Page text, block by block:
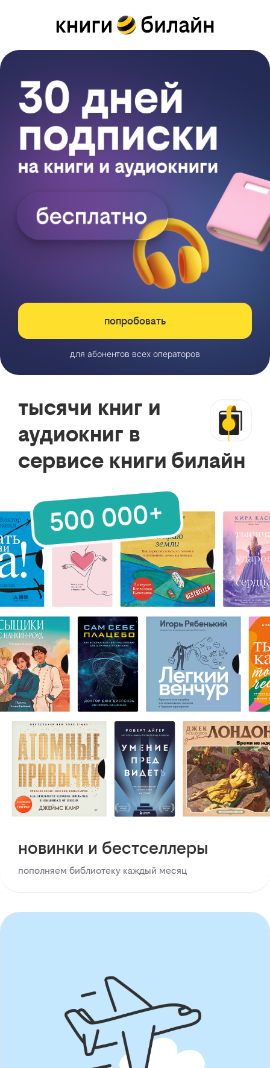
попробовать
для абонентов всех операторов
тысячи книг и
аудиокниг в
сервисе книги билайн
новинки и бестселлеры
пополняем библиотеку каждый месяц